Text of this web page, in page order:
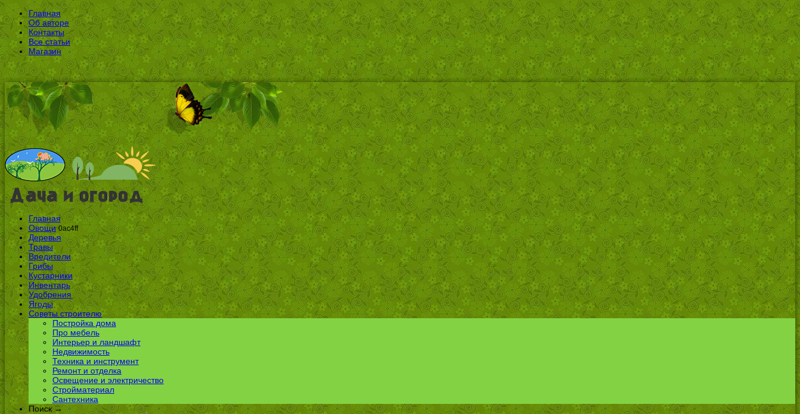
Главная
Об авторе
Контакты
Все статьи
Магазин
Главная
Овощи 0ac4ff
Деревья
Травы
Вредители
Грибы
Кустарники
Инвентарь
Удобрения
Ягоды
Советы строителю
Постройка дома
Про мебель
Интерьер и ландшафт
Недвижимость
Техника и инструмент
Ремонт и отделка
Освещение и электричество
Стройматериал
Сантехника
Поиск →